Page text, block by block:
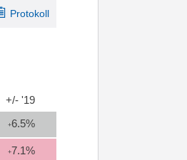
Protokoll
+/- '19
+6.5%
+7.1%